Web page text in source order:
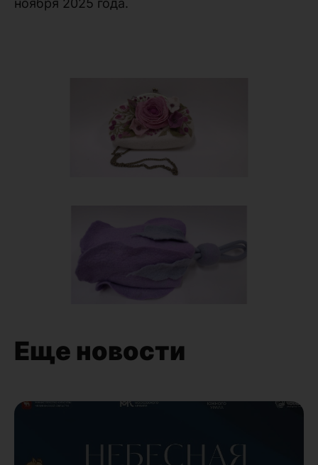
ноября 2025 года.
Еще новости